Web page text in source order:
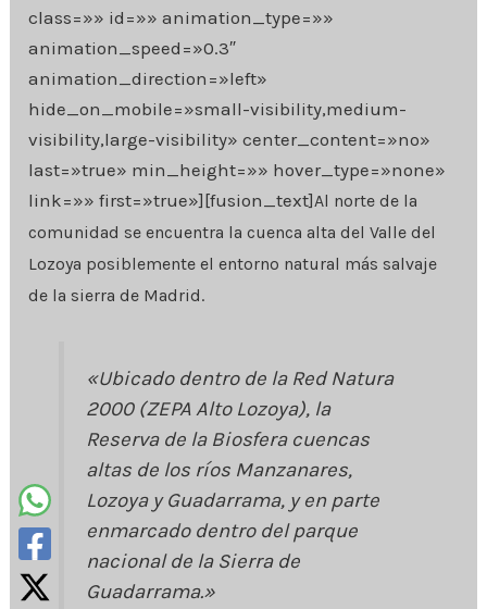
class=»» id=»» animation_type=»»
animation_speed=»0.3″
animation_direction=»left»
hide_on_mobile=»small-visibility,medium-
visibility,large-visibility» center_content=»no»
last=»true» min_height=»» hover_type=»none»
link=»» first=»true»][fusion_text]Al norte de la
comunidad se encuentra la cuenca alta del Valle del
Lozoya posiblemente el entorno natural más salvaje
de la sierra de Madrid.
«Ubicado dentro de la Red Natura
2000 (ZEPA Alto Lozoya), la
Reserva de la Biosfera cuencas
altas de los ríos Manzanares,
Lozoya y Guadarrama, y en parte
enmarcado dentro del parque
nacional de la Sierra de
Guadarrama.»